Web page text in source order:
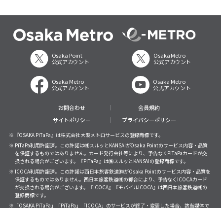
Osaka Point
公式アカウント
Osaka Metro
公式アカウント
Osaka Metro
公式アカウント
Osaka Metro
公式アカウント
お問合わせ
会員規約
サイトポリシー
プライバシーポリシー
※『OSAKA PiTaPa』は株式会社大阪メトロサービスの登録商標です。
※ PiTaPa利用許諾済。この許諾は㈱スルッとKANSAIがOsaka Pointのサービス内容・品質
を保証するものではありません。カード発行会社等により、予告なくPiTaPaカードが交
換される場合がございます。『PiTaPa』は㈱スルッとKANSAIの登録商標です。
※ ICOCA利用許諾済。この許諾は西日本旅客鉄道㈱がOsaka Pointのサービス内容・品質を
保証するものではありません。西日本旅客鉄道㈱の都合により、予告なくICOCAカード
が交換される場合がございます。『ICOCA』『モバイルICOCA』は西日本旅客鉄道㈱の
登録商標です。
※「OSAKA PiTaPa」「PiTaPa」「ICOCA」のサービスが終了・変更した場合、該当媒体で